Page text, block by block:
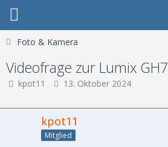
Foto & Kamera
Videofrage zur Lumix GH7
kpot11 13. Oktober 2024
kpot11
Mitglied